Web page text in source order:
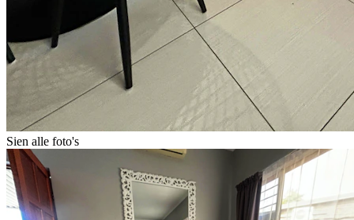
Sien alle foto's